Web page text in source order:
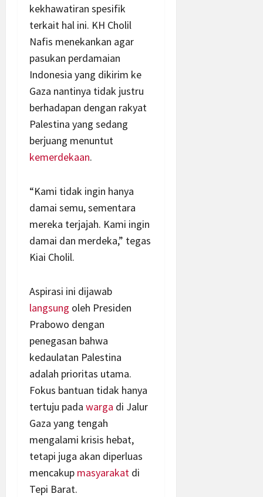
kekhawatiran spesifik
terkait hal ini. KH Cholil
Nafis menekankan agar
pasukan perdamaian
Indonesia yang dikirim ke
Gaza nantinya tidak justru
berhadapan dengan rakyat
Palestina yang sedang
berjuang menuntut
kemerdekaan.
“Kami tidak ingin hanya
damai semu, sementara
mereka terjajah. Kami ingin
damai dan merdeka,” tegas
Kiai Cholil.
Aspirasi ini dijawab
langsung oleh Presiden
Prabowo dengan
penegasan bahwa
kedaulatan Palestina
adalah prioritas utama.
Fokus bantuan tidak hanya
tertuju pada warga di Jalur
Gaza yang tengah
mengalami krisis hebat,
tetapi juga akan diperluas
mencakup masyarakat di
Tepi Barat.